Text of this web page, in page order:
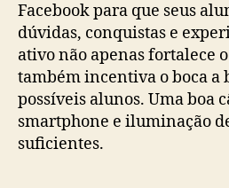
Facebook para que seus
dúvidas, conquistas e
ativo não apenas fortalece
também incentiva o boca a
possíveis alunos. Uma boa
smartphone e iluminação
suficientes.